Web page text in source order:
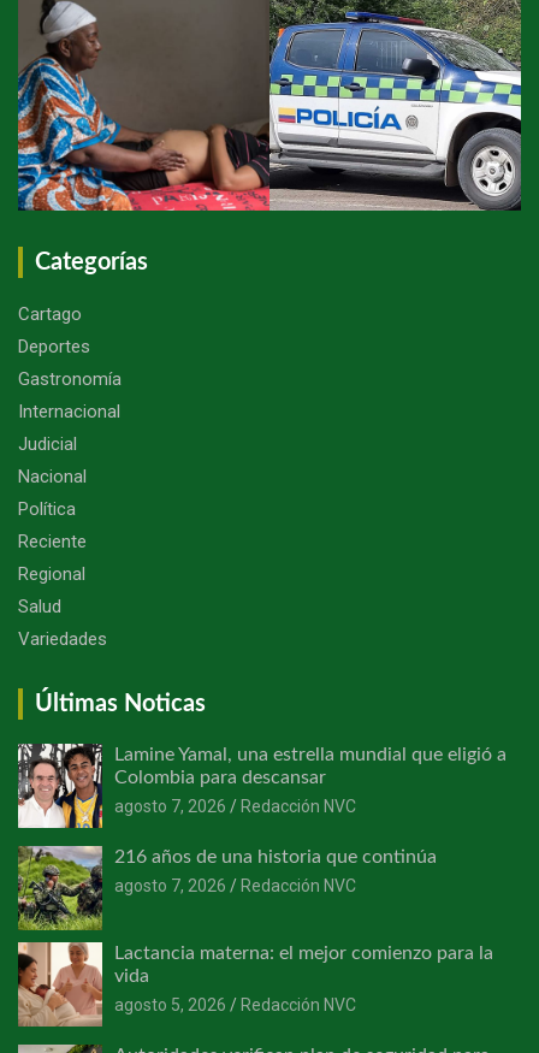
Categorías
Cartago
Deportes
Gastronomía
Internacional
Judicial
Nacional
Política
Reciente
Regional
Salud
Variedades
Últimas Noticas
Lamine Yamal, una estrella mundial que eligió a
Colombia para descansar
agosto 7, 2026
Redacción NVC
216 años de una historia que continúa
agosto 7, 2026
Redacción NVC
Lactancia materna: el mejor comienzo para la
vida
agosto 5, 2026
Redacción NVC